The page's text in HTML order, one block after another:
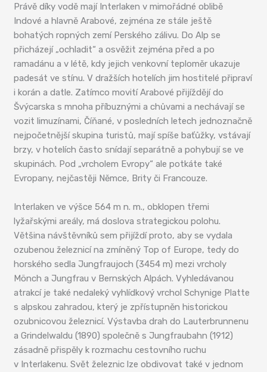
Právě díky vodě mají Interlaken v mimořádné oblibě
Indové a hlavně Arabové, zejména ze stále ještě
bohatých ropných zemí Perského zálivu. Do Alp se
přicházejí „ochladit“ a osvěžit zejména před a po
ramadánu a v létě, kdy jejich venkovní teploměr ukazuje
padesát ve stínu. V dražších hotelích jim hostitelé připraví
i korán a datle. Zatímco movití Arabové přijíždějí do
Švýcarska s mnoha příbuznými a chůvami a nechávají se
vozit limuzínami, Číňané, v posledních letech jednoznačně
nejpočetnější skupina turistů, mají spíše baťůžky, vstávají
brzy, v hotelích často snídají separátně a pohybují se ve
skupinách. Pod „vrcholem Evropy“ ale potkáte také
Evropany, nejčastěji Němce, Brity či Francouze.
Interlaken ve výšce 564 m n. m., obklopen třemi
lyžařskými areály, má doslova strategickou polohu.
Většina návštěvníků sem přijíždí proto, aby se vydala
ozubenou železnicí na zmíněný Top of Europe, tedy do
horského sedla Jungfraujoch (3454 m) mezi vrcholy
Mönch a Jungfrau v Bernských Alpách. Vyhledávanou
atrakcí je také nedaleký vyhlídkový vrchol Schynige Platte
s alpskou zahradou, který je zpřístupněn historickou
ozubnicovou železnicí. Výstavba drah do Lauterbrunnenu
a Grindelwaldu (1890) společně s Jungfraubahn (1912)
zásadně přispěly k rozmachu cestovního ruchu
v Interlakenu. Svět železnic lze obdivovat také v jednom